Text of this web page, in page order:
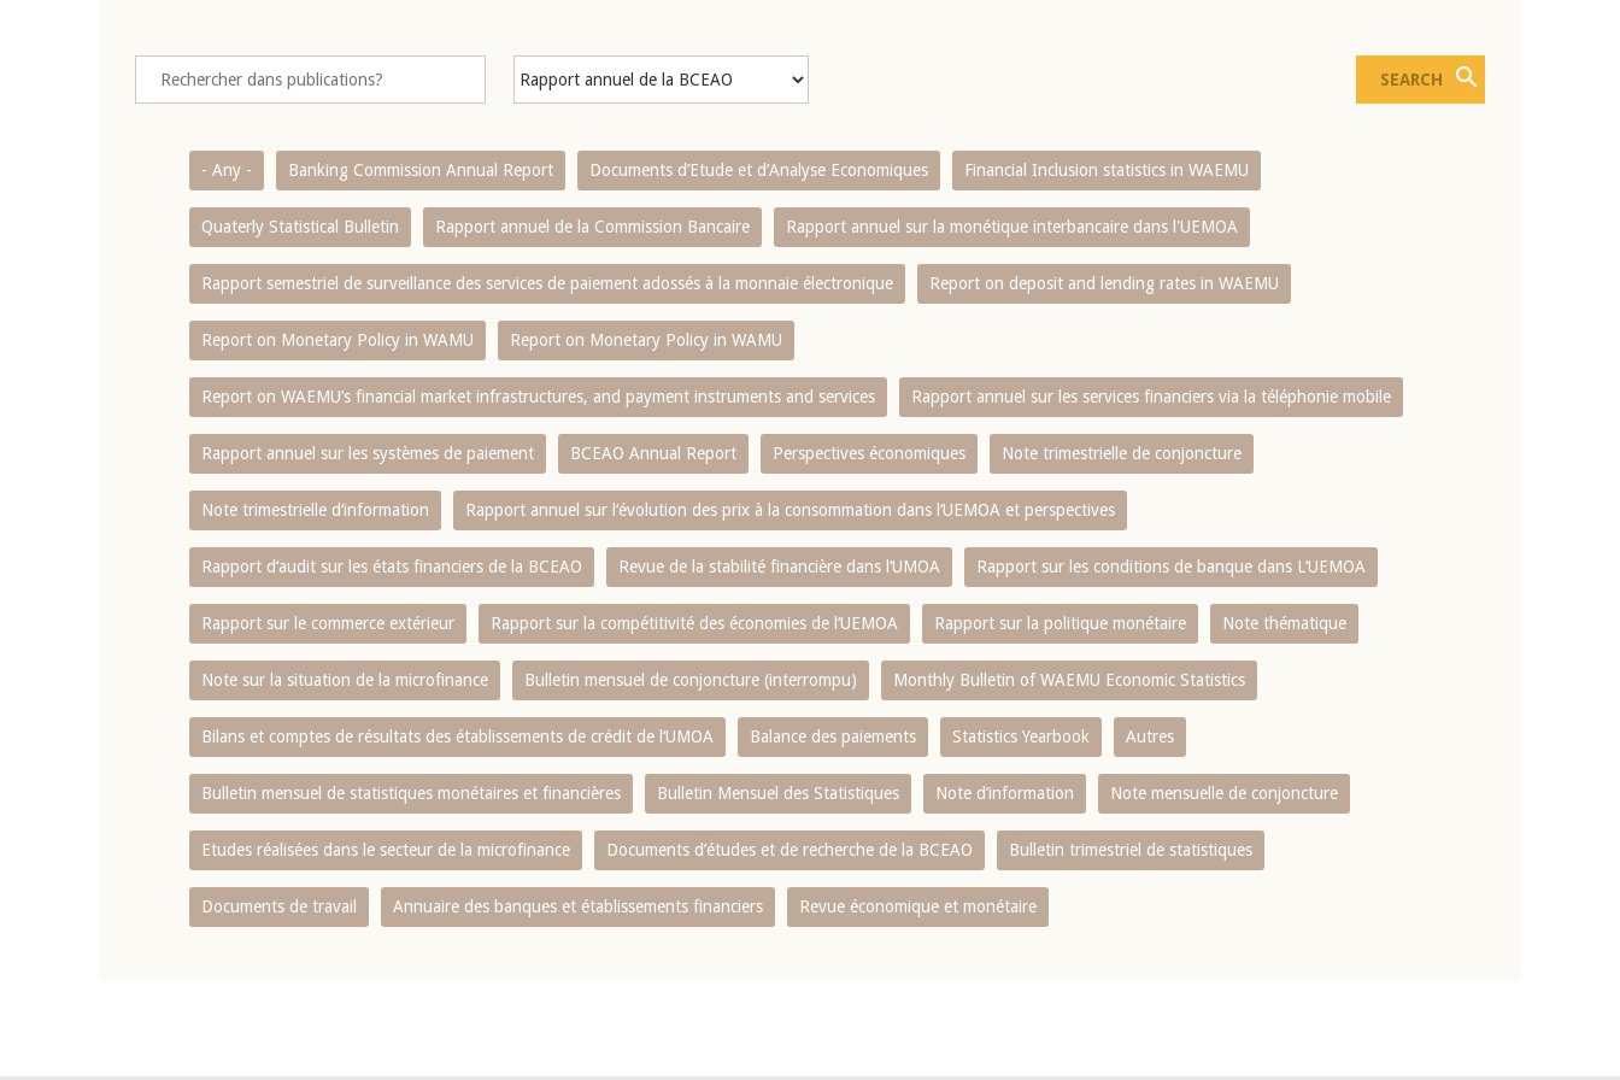
- Any - Banking Commission Annual Report Documents d’Etude et d’Analyse Economiques Financial Inclusion statistics in WAEMU
Quaterly Statistical Bulletin Rapport annuel de la Commission Bancaire Rapport annuel sur la monétique interbancaire dans l'UEMOA
Rapport semestriel de surveillance des services de paiement adossés à la monnaie électronique Report on deposit and lending rates in WAEMU
Report on Monetary Policy in WAMU Report on Monetary Policy in WAMU
Report on WAEMU’s financial market infrastructures, and payment instruments and services Rapport annuel sur les services financiers via la téléphonie mobile
Rapport annuel sur les systèmes de paiement BCEAO Annual Report Perspectives économiques Note trimestrielle de conjoncture
Note trimestrielle d‘information Rapport annuel sur l‘évolution des prix à la consommation dans l‘UEMOA et perspectives
Rapport d‘audit sur les états financiers de la BCEAO Revue de la stabilité financière dans l‘UMOA Rapport sur les conditions de banque dans L‘UEMOA
Rapport sur le commerce extérieur Rapport sur la compétitivité des économies de l‘UEMOA Rapport sur la politique monétaire Note thématique
Note sur la situation de la microfinance Bulletin mensuel de conjoncture (interrompu) Monthly Bulletin of WAEMU Economic Statistics
Bilans et comptes de résultats des établissements de crédit de l‘UMOA Balance des paiements Statistics Yearbook Autres
Bulletin mensuel de statistiques monétaires et financières Bulletin Mensuel des Statistiques Note d’information Note mensuelle de conjoncture
Etudes réalisées dans le secteur de la microfinance Documents d’études et de recherche de la BCEAO Bulletin trimestriel de statistiques
Documents de travail Annuaire des banques et établissements financiers Revue économique et monétaire